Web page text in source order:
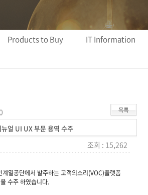
Products to Buy
IT Information
얼 UI UX 부문 용역 수주
조회 : 15,262
열공단에서 발주하는 고객의소리(VOC)플랫폼
수주 하였습니다.